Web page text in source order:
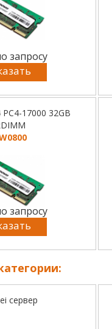
запросу
17000 32GB
запросу
сервер